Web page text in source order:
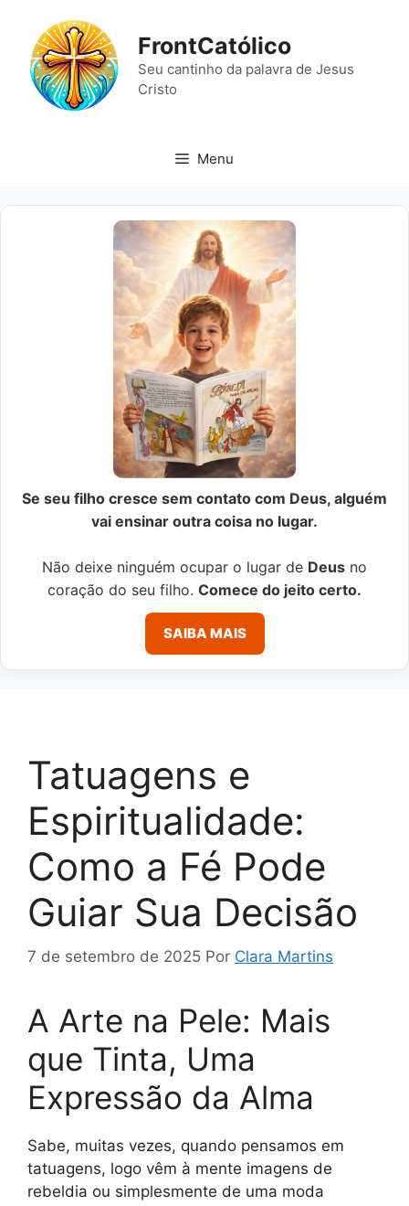
conteúdo
FrontCatólico
Seu cantinho da palavra de Jesus
Cristo
Menu
Se seu filho cresce sem contato com Deus, alguém
vai ensinar outra coisa no lugar.
Não deixe ninguém ocupar o lugar de Deus no
coração do seu filho. Comece do jeito certo.
SAIBA MAIS
Tatuagens e
Espiritualidade:
Como a Fé Pode
Guiar Sua Decisão
7 de setembro de 2025 Por Clara Martins
A Arte na Pele: Mais
que Tinta, Uma
Expressão da Alma
Sabe, muitas vezes, quando pensamos em
tatuagens, logo vêm à mente imagens de
rebeldia ou simplesmente de uma moda